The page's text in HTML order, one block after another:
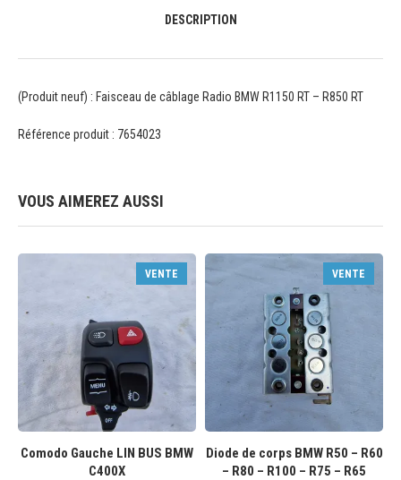
DESCRIPTION
(Produit neuf) : Faisceau de câblage Radio BMW R1150 RT – R850 RT
Référence produit : 7654023
VOUS AIMEREZ AUSSI
VENTE
Comodo Gauche LIN BUS BMW
C400X
VENTE
Diode de corps BMW R50 – R60
– R80 – R100 – R75 – R65